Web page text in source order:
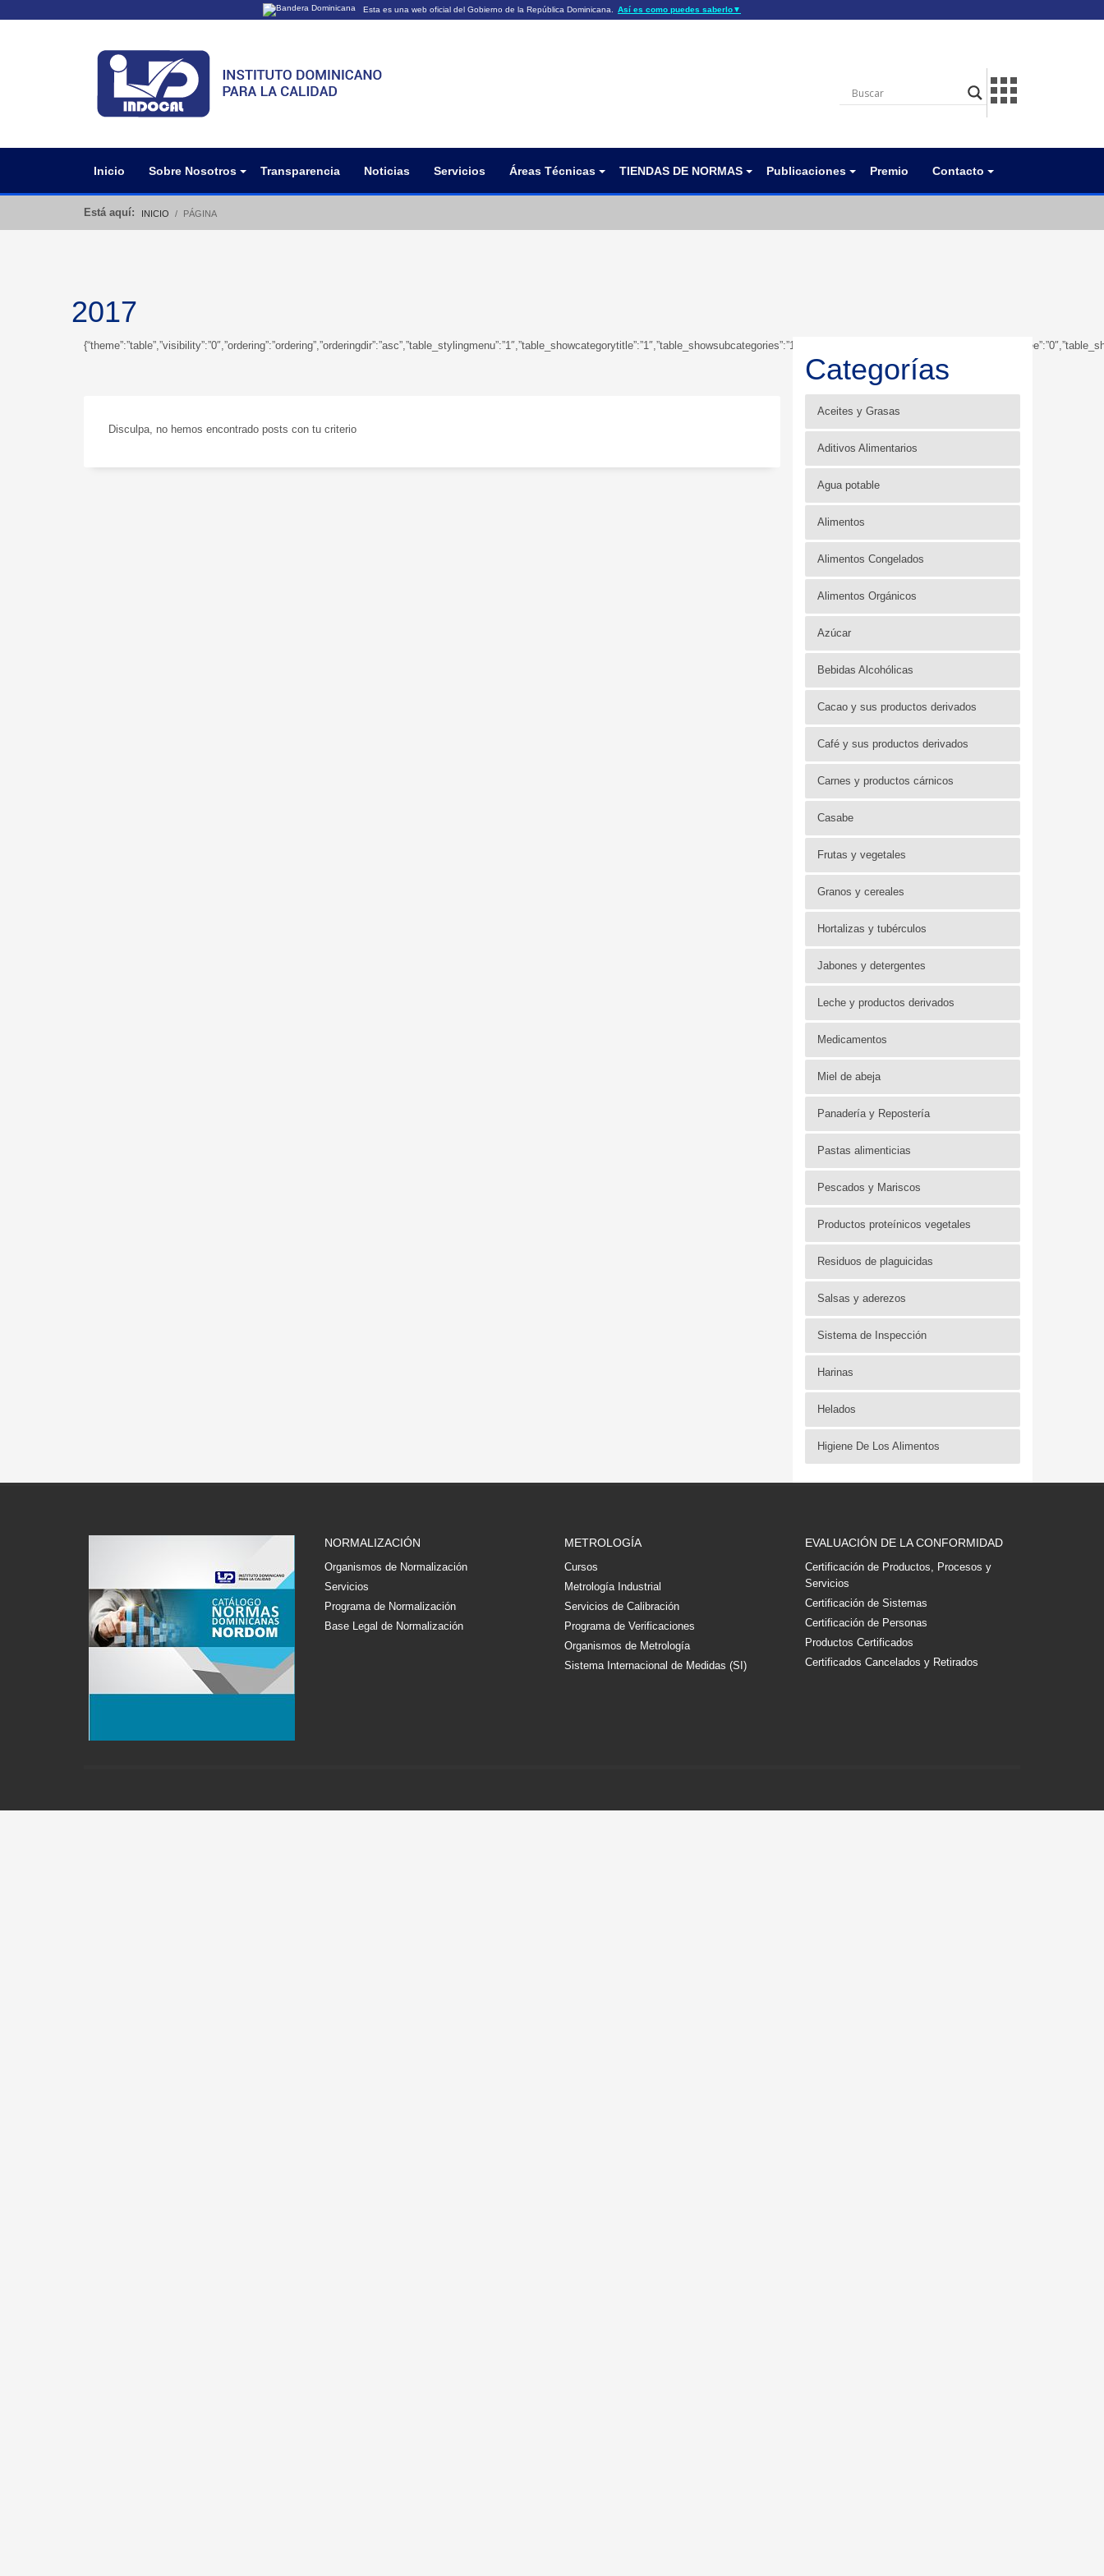
Esta es una web oficial del Gobierno de la República Dominicana. Así es como puedes saberlo▼
Los sitios web oficiales utilizan .gob.do o .gov.do
Los sitios web oficiales .gob.do o .gov.do seguros utilizan
Inicio Sobre Nosotros Transparencia Noticias Servicios Áreas Técnicas TIENDAS DE NORMAS Publicaciones Premio Contacto
Está aquí: INICIO PÁGINA
2017
Disculpa, no hemos encontrado posts con tu criterio
Categorías
Aceites y Grasas
Aditivos Alimentarios
Agua potable
Alimentos
Alimentos Congelados
Alimentos Orgánicos
Azúcar
Bebidas Alcohólicas
Cacao y sus productos derivados
Café y sus productos derivados
Carnes y productos cárnicos
Casabe
Frutas y vegetales
Granos y cereales
Hortalizas y tubérculos
Jabones y detergentes
Leche y productos derivados
Medicamentos
Miel de abeja
Panadería y Repostería
Pastas alimenticias
Pescados y Mariscos
Productos proteínicos vegetales
Residuos de plaguicidas
Salsas y aderezos
Sistema de Inspección
Harinas
Helados
Higiene De Los Alimentos
NORMALIZACIÓN
Organismos de Normalización
Servicios
Programa de Normalización
Base Legal de Normalización
METROLOGÍA
Cursos
Metrología Industrial
Servicios de Calibración
Programa de Verificaciones
Organismos de Metrología
Sistema Internacional de Medidas (SI)
EVALUACIÓN DE LA CONFORMIDAD
Certificación de Productos, Procesos y
Servicios
Certificación de Sistemas
Certificación de Personas
Productos Certificados
Certificados Cancelados y Retirados